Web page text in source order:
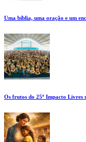
Uma bíblia, uma oração e um
Os frutos do 25º Impacto Livres